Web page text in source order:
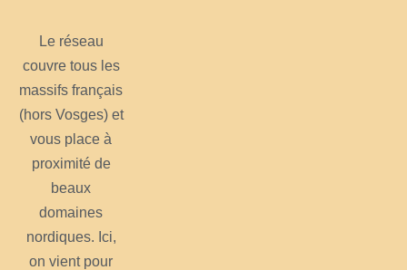
Le réseau
couvre tous les
massifs français
(hors Vosges) et
vous place à
proximité de
beaux
domaines
nordiques. Ici,
on vient pour